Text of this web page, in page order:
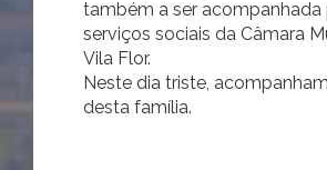
também a ser acompanhada
serviços sociais da Câmara
Vila Flor.
Neste dia triste,
desta família.